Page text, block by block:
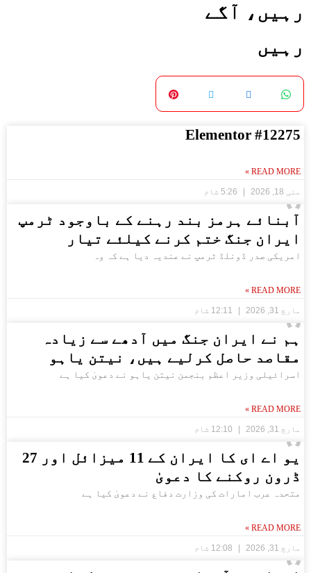
رہیں، آگے
رہیں
Elementor #12275
READ MORE »
مئی 18, 2026
آبنائے ہرمز بند رہنے کے باوجود ٹرمپ
ایران جنگ ختم کرنے کیلئے تیار
امریکی صدر ڈونلڈ ٹرمپ نے عندیہ دیا ہے کہ وہ
READ MORE »
مارچ 31, 2026
ہم نے ایران جنگ میں آدھے سے زیادہ
مقاصد حاصل کرلیے ہیں، نیتن یاہو
اسرائیلی وزیر اعظم بنجمن نیتن یاہو نے دعویٰ کیا ہے
READ MORE »
مارچ 31, 2026
یو اے ای کا ایران کے 11 میزائل اور 27
ڈرون روکنے کا دعویٰ
متحدہ عرب امارات کی وزارت دفاع نے دعویٰ کیا ہے
READ MORE »
مارچ 31, 2026